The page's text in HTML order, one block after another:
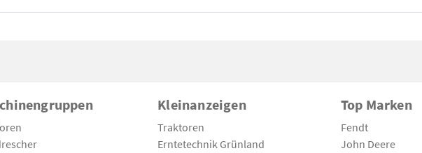
Kleinanzeigen
Traktoren
Erntetechnik Grünland
Top Marken
Fendt
John Deere